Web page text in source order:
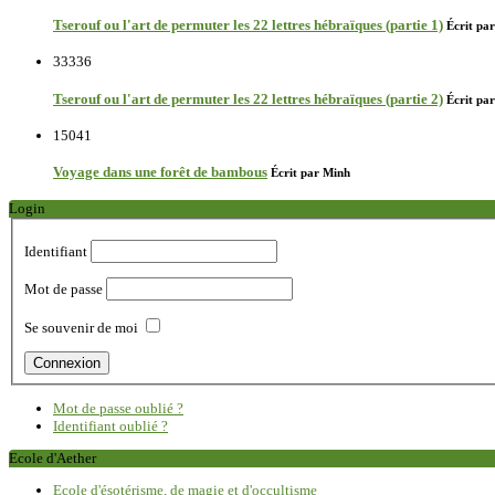
Tserouf ou l'art de permuter les 22 lettres hébraïques (partie 1) Écrit
33336
Tserouf ou l'art de permuter les 22 lettres hébraïques (partie 2) Écrit
15041
Voyage dans une forêt de bambous Écrit par Minh
Login
Identifiant
Mot de passe
Se souvenir de moi
Mot de passe oublié ?
Identifiant oublié ?
Ecole d'Aether
Ecole d'ésotérisme, de magie et d'occultisme